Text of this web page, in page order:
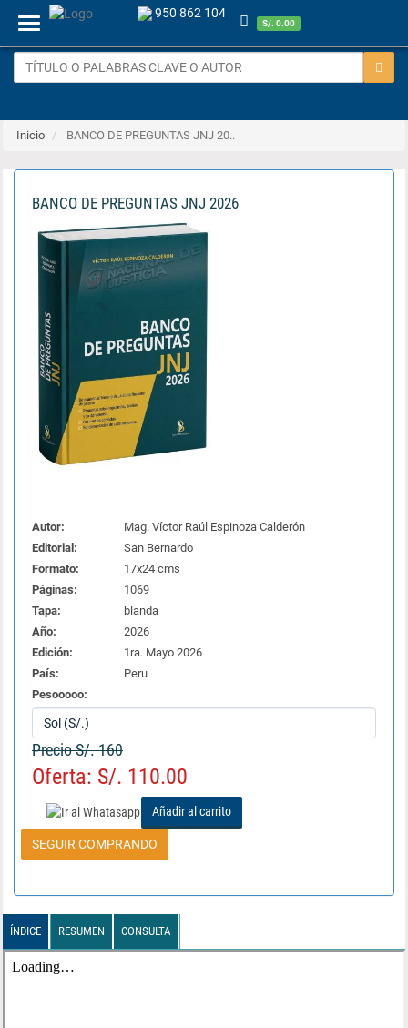
Menu
950 862 104
S/. 0.00
Inicio BANCO DE PREGUNTAS JNJ 20..
BANCO DE PREGUNTAS JNJ 2026
Autor:
Mag. Víctor Raúl Espinoza Calderón
Editorial:
San Bernardo
Formato:
17x24 cms
Páginas:
1069
Tapa:
blanda
Año:
2026
Edición:
1ra. Mayo 2026
País:
Peru
Pesooooo:
Precio S/. 160
Oferta: S/. 110.00
Añadir al carrito
SEGUIR COMPRANDO
ÍNDICE RESUMEN CONSULTA